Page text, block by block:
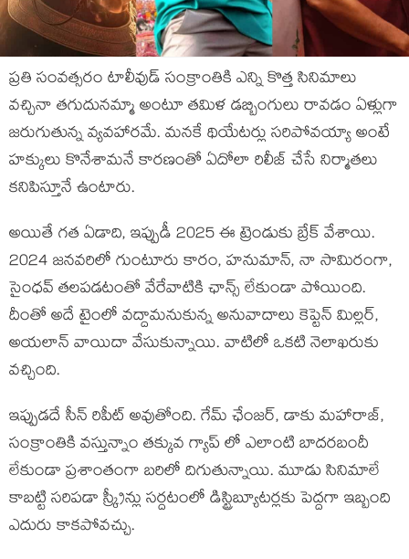
ప్రతి సంవత్సరం టాలీవుడ్ సంక్రాంతికి ఎన్ని కొత్త సినిమాలు
వచ్చినా తగుదునమ్మా అంటూ తమిళ డబ్బింగులు రావడం ఏళ్లుగా
జరుగుతున్న వ్యవహారమే. మనకే థియేటర్లు సరిపోవయ్యా అంటే
హక్కులు కొనేశామనే కారణంతో ఏదోలా రిలీజ్ చేసే నిర్మాతలు
కనిపిస్తూనే ఉంటారు.
అయితే గత ఏడాది, ఇప్పుడీ 2025 ఈ ట్రెండుకు బ్రేక్ వేశాయి.
2024 జనవరిలో గుంటూరు కారం, హనుమాన్, నా సామిరంగా,
సైంధవ్ తలపడటంతో వేరేవాటికి ఛాన్స్ లేకుండా పోయింది.
దీంతో అదే టైంలో వద్దామనుకున్న అనువాదాలు కెప్టెన్ మిల్లర్,
అయలాన్ వాయిదా వేసుకున్నాయి. వాటిలో ఒకటి నెలాఖరుకు
వచ్చింది.
ఇప్పుడదే సీన్ రిపీట్ అవుతోంది. గేమ్ ఛేంజర్, డాకు మహారాజ్,
సంక్రాంతికి వస్తున్నాం తక్కువ గ్యాప్ లో ఎలాంటి బాదరబందీ
లేకుండా ప్రశాంతంగా బరిలో దిగుతున్నాయి. మూడు సినిమాలే
కాబట్టి సరిపడా స్క్రీన్లు సర్దటంలో డిస్ట్రిబ్యూటర్లకు పెద్దగా ఇబ్బంది
ఎదురు కాకపోవచ్చు.